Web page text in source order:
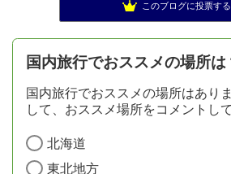
このブログに投票する